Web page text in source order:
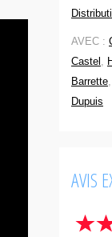
AVEC :
Castel ,
Barrette,
Dupuis
AVIS